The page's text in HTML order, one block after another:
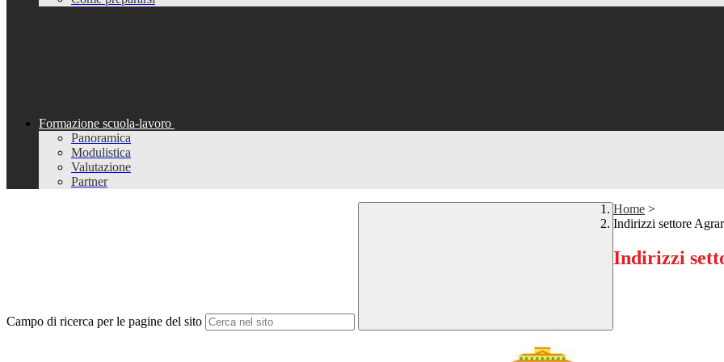
Formazione scuola-lavoro
Panoramica
Modulistica
Valutazione
Partner
Campo di ricerca per le pagine del sito
Home >
Indirizzi settore
Indirizzi